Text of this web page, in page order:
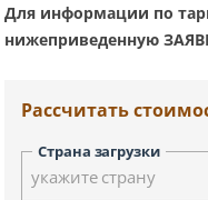
Для информации по
нижеприведенную
Рассчитать
Страна загрузки
укажите страну